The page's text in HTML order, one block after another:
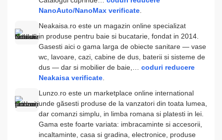
NanoAuto/NanoMax verificate
Neakaisa.ro este un magazin online specializat
in produse pentru baie si bucatarie, fondat in 2014.
Gasesti aici o gama larga de obiecte sanitare — vase
wc, lavoare, cazi, cabine de dus, baterii si sisteme de
dus — dar si mobilier de baie,… coduri reducere
Neakaisa verificate
Lunzo.ro este un marketplace online international
unde găsesti produse de la vanzatori din toata lumea,
dar comanzi simplu, in limba romana si platesti in lei.
Gama este foarte variata: imbracaminte si accesorii,
incaltaminte, casa si gradina, electronice, produse